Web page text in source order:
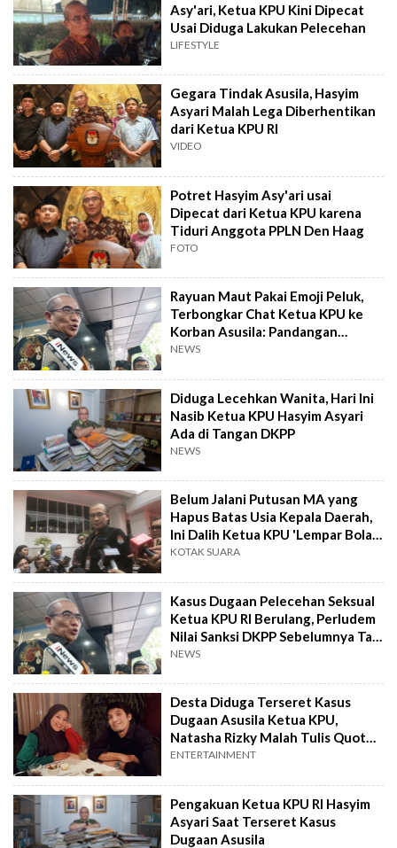
Asy'ari, Ketua KPU Kini Dipecat
Usai Diduga Lakukan Pelecehan
LIFESTYLE
Gegara Tindak Asusila, Hasyim
Asyari Malah Lega Diberhentikan
dari Ketua KPU RI
VIDEO
Potret Hasyim Asy'ari usai
Dipecat dari Ketua KPU karena
Tiduri Anggota PPLN Den Haag
FOTO
Rayuan Maut Pakai Emoji Peluk,
Terbongkar Chat Ketua KPU ke
Korban Asusila: Pandangan
Pertama Turun ke Hati
NEWS
Diduga Lecehkan Wanita, Hari Ini
Nasib Ketua KPU Hasyim Asyari
Ada di Tangan DKPP
NEWS
Belum Jalani Putusan MA yang
Hapus Batas Usia Kepala Daerah,
Ini Dalih Ketua KPU 'Lempar Bola'
ke Kemenkumham
KOTAK SUARA
Kasus Dugaan Pelecehan Seksual
Ketua KPU RI Berulang, Perludem
Nilai Sanksi DKPP Sebelumnya Tak
Beri Efek Jera
NEWS
Desta Diduga Terseret Kasus
Dugaan Asusila Ketua KPU,
Natasha Rizky Malah Tulis Quotes
Bijak
ENTERTAINMENT
Pengakuan Ketua KPU RI Hasyim
Asyari Saat Terseret Kasus
Dugaan Asusila